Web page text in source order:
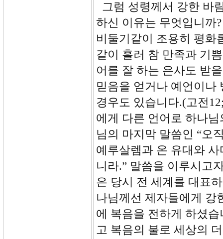
그럼 성령께서 강한 바
하신 이유는 무엇입니까
비둘기같이 조용히 평화
같이 흘러 참 만족과 기
어를 잘 하는 은사도 받
믿음을 얻거나 예언이나
경우도 있습니다.(고전
에게 다른 언어로 하나
님의 마지막 말씀인 “오
예루살렘과 온 유대와
니라.” 말씀을 이루시고
은 당시 전 세계를 대표
나님께선 제자들에게 강
에 복음을 전하게 하셨
고 복음의 불로 세상의